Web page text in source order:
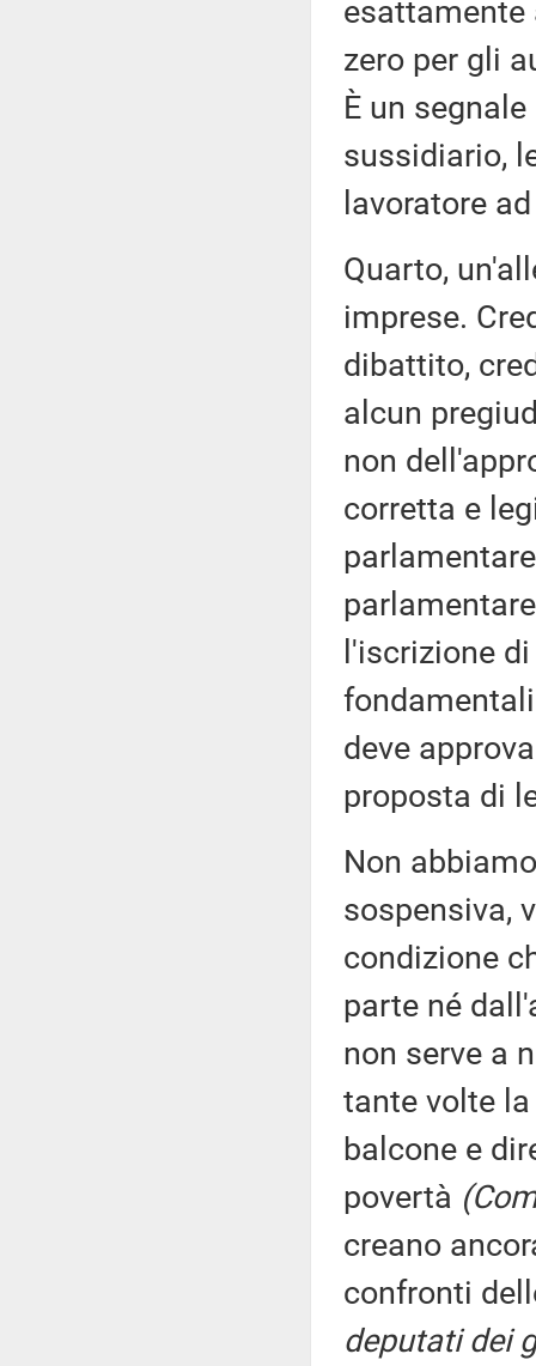
esattamente
zero per gli
È un
sussidiario,
lavoratore
Quarto,
imprese.
dibattito,
alcun
non
corretta e
l'iscrizione
deve
proposta di
Non
sospensiva,
condizione
parte né
non serve a
tante volte
balcone e
povertà
creano
confronti
deputati dei